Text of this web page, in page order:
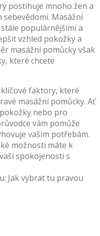
postihuje mnoho žen a
sebevědomí. Masážní
populárnějšími a
vzhled pokožky a
masážní pomůcky však
které chcete
faktory, které
masážní pomůcky. Ať
nebo pro
vám pomůže
vašim potřebám.
možnosti máte k
spokojenosti s